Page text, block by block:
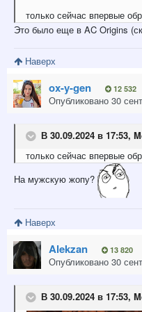
только сейчас впервые
Это было еще в AC Origins
Наверх
ox-y-gen 12 532
Опубликовано 30
В 30.09.2024 в 17:53,
только сейчас впервые
На мужскую жопу?
Наверх
Alekzan 13 820
Опубликовано 30
В 30.09.2024 в 17:53,